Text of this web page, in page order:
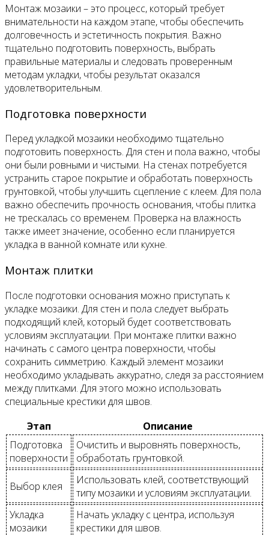
Монтаж мозаики – это процесс, который требует
внимательности на каждом этапе, чтобы обеспечить
долговечность и эстетичность покрытия. Важно
тщательно подготовить поверхность, выбрать
правильные материалы и следовать проверенным
методам укладки, чтобы результат оказался
удовлетворительным.
Подготовка поверхности
Перед укладкой мозаики необходимо тщательно
подготовить поверхность. Для стен и пола важно, чтобы
они были ровными и чистыми. На стенах потребуется
устранить старое покрытие и обработать поверхность
грунтовкой, чтобы улучшить сцепление с клеем. Для пола
важно обеспечить прочность основания, чтобы плитка
не трескалась со временем. Проверка на влажность
также имеет значение, особенно если планируется
укладка в ванной комнате или кухне.
Монтаж плитки
После подготовки основания можно приступать к
укладке мозаики. Для стен и пола следует выбрать
подходящий клей, который будет соответствовать
условиям эксплуатации. При монтаже плитки важно
начинать с самого центра поверхности, чтобы
сохранить симметрию. Каждый элемент мозаики
необходимо укладывать аккуратно, следя за расстоянием
между плитками. Для этого можно использовать
специальные крестики для швов.
Этап
Описание
Подготовка
поверхности
Очистить и выровнять поверхность,
обработать грунтовкой.
Выбор клея
Использовать клей, соответствующий
типу мозаики и условиям эксплуатации.
Укладка
мозаики
Начать укладку с центра, используя
крестики для швов.